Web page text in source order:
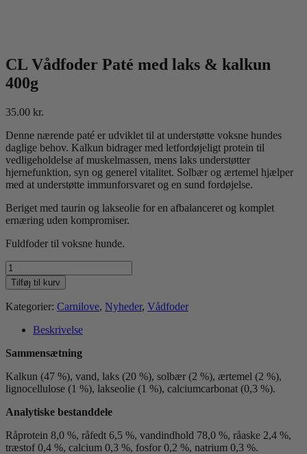
CL Vådfoder Paté med laks & kalkun
400g
35.00 kr.
Denne nærende paté er udviklet til at understøtte voksne hundes
daglige behov. Kalkun bidrager med letfordøjeligt protein til
vedligeholdelse af muskelmassen, mens laks understøtter
hjernefunktion, syn og generel vitalitet. Solbær og ærtemel hjælper
med at understøtte immunforsvaret og en sund fordøjelse.
Beriget med taurin og lakseolie for en afbalanceret og komplet
ernæring uden kompromiser.
Fuldfoder til voksne hunde.
CL
Vådfoder
Paté
med
400g
Tilføj til kurv
Kategorier: Carnilove, Nyheder, Vådfoder
Beskrivelse
Sammensætning
Kalkun (47 %), vand, laks (20 %), solbær (2 %), ærtemel (2 %),
lignocellulose (1 %), lakseolie (1 %), calciumcarbonat (0,3 %).
Analytiske bestanddele
Råprotein 8,0 %, råfedt 6,5 %, vandindhold 78,0 %, råaske 2,4 %,
træstof 0,4 %, calcium 0,3 %, fosfor 0,2 %, natrium 0,3 %.